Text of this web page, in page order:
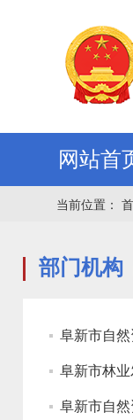
网站首
当前位置：
部门机构
阜新市自
阜新市林
阜新市自